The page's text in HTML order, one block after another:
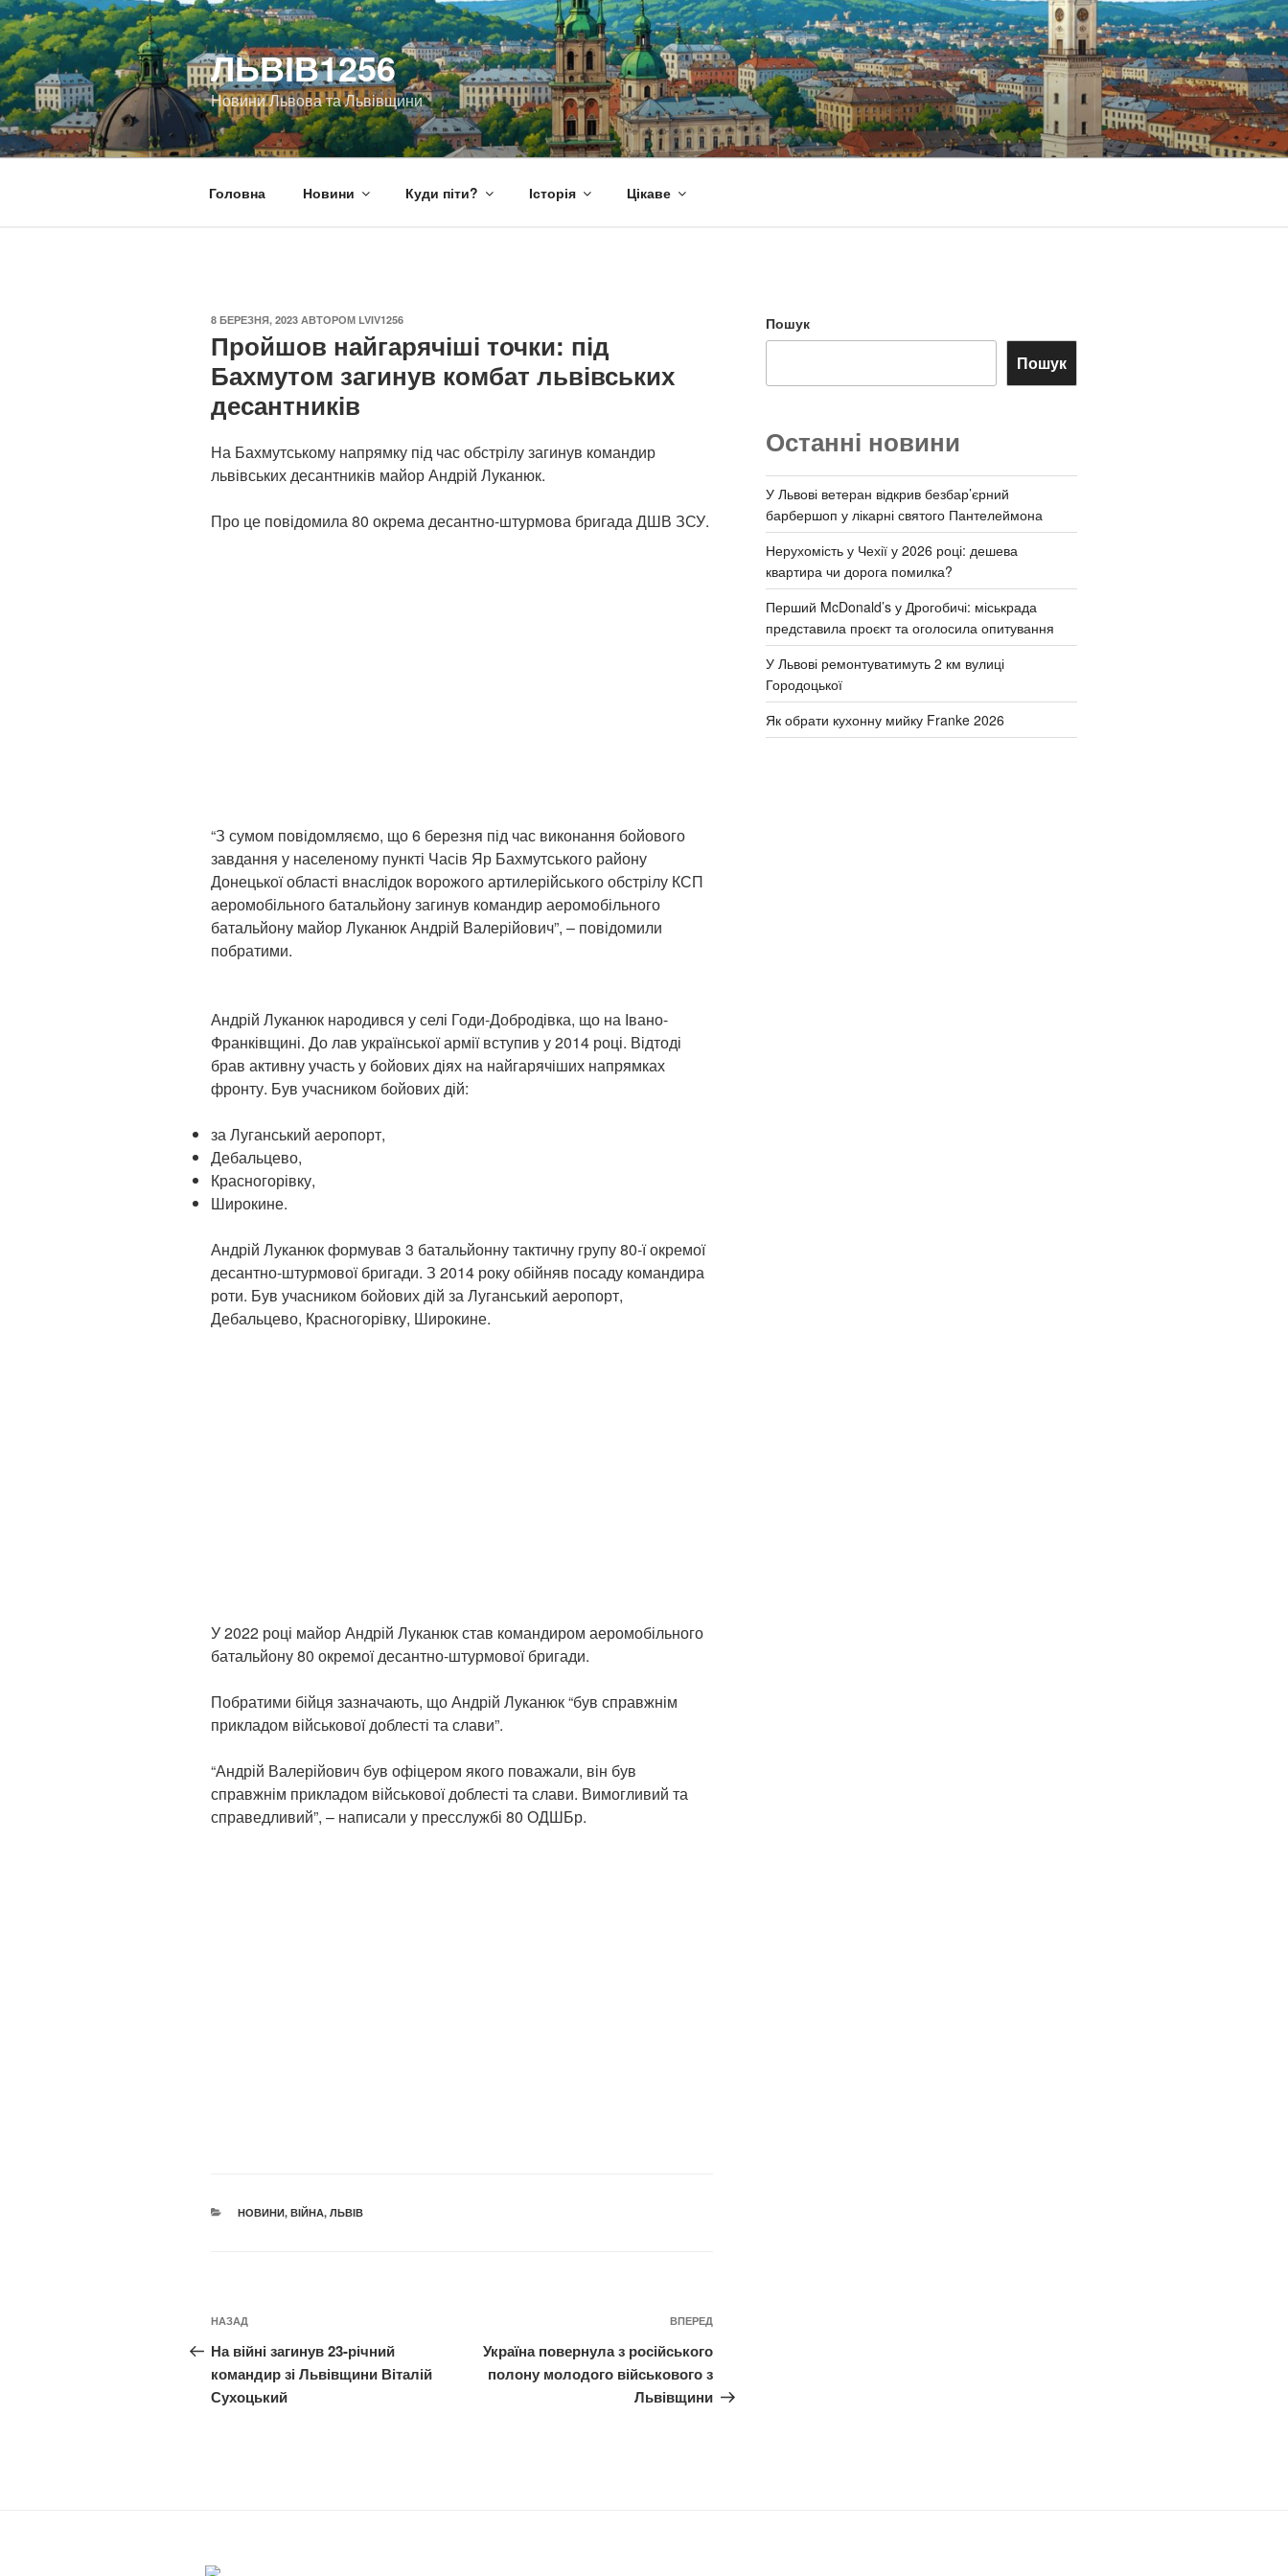
Перейти
до
вмісту
ЛЬВІВ1256
Новини Львова та Львівщини
Головна Новини Куди піти? Історія Цікаве
ОПУБЛІКОВАНО
8 БЕРЕЗНЯ, 2023 АВТОРОМ LVIV1256
Пройшов найгарячіші точки: під
Бахмутом загинув комбат львівських
десантників
На Бахмутському напрямку під час обстрілу загинув командир
львівських десантників майор Андрій Луканюк.
Про це повідомила 80 окрема десантно-штурмова бригада ДШВ ЗСУ.
“З сумом повідомляємо, що 6 березня під час виконання бойового
завдання у населеному пункті Часів Яр Бахмутського району
Донецької області внаслідок ворожого артилерійського обстрілу КСП
аеромобільного батальйону загинув командир аеромобільного
батальйону майор Луканюк Андрій Валерійович”, – повідомили
побратими.
Андрій Луканюк народився у селі Годи-Добродівка, що на Івано-
Франківщині. До лав української армії вступив у 2014 році. Відтоді
брав активну участь у бойових діях на найгарячіших напрямках
фронту. Був учасником бойових дій:
за Луганський аеропорт,
Дебальцево,
Красногорівку,
Широкине.
Андрій Луканюк формував 3 батальйонну тактичну групу 80-ї окремої
десантно-штурмової бригади. З 2014 року обійняв посаду командира
роти. Був учасником бойових дій за Луганський аеропорт,
Дебальцево, Красногорівку, Широкине.
У 2022 році майор Андрій Луканюк став командиром аеромобільного
батальйону 80 окремої десантно-штурмової бригади.
Побратими бійця зазначають, що Андрій Луканюк “був справжнім
прикладом військової доблесті та слави”.
“Андрій Валерійович був офіцером якого поважали, він був
справжнім прикладом військової доблесті та слави. Вимогливий та
справедливий”, – написали у пресслужбі 80 ОДШБр.
КАТЕГОРІЇ
НОВИНИ, ВІЙНА, ЛЬВІВ
Навігація
записів
Попередній
запис:
НАЗАД
На війні загинув 23-річний
командир зі Львівщини Віталій
Сухоцький
Наступний
запис
ВПЕРЕД
Україна повернула з російського
полону молодого військового з
Львівщини
Пошук
Пошук
Останні новини
У Львові ветеран відкрив безбар’єрний
барбершоп у лікарні святого Пантелеймона
Нерухомість у Чехії у 2026 році: дешева
квартира чи дорога помилка?
Перший McDonald’s у Дрогобичі: міськрада
представила проєкт та оголосила опитування
У Львові ремонтуватимуть 2 км вулиці
Городоцької
Як обрати кухонну мийку Franke 2026